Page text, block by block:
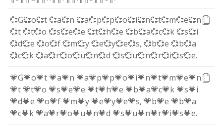
💞G💞o💞t💞a💞n 💞a💞p💞p💞o💞i💞n💞t💞m💞e💞n
💞t💞t💞o 💞s💞e💞e 💞t💞h💞e 💞b💞a💞c💞k💞s💞i
💞d💞e 💞o💞f💞m💞y💞e💞y💞e💞s, 💞b💞e 💞b💞a
💞c💞k💞a💞r💞o💞u💞n💞d 💞s💞u💞n💞r💞i💞s💞e.
💗G💗o💗t 💗a💗n 💗a💗p💗p💗o💗i💗n💗t💗m💗e💗n
💗t 💗t💗o 💗s💗e💗e 💗t💗h💗e 💗b💗a💗c💗k 💗s💗i
💗d💗e 💗o💗f 💗m💗y 💗e💗y💗e💗s, 💗b💗e 💗b💗a
💗c💗k 💗a💗r💗o💗u💗n💗d 💗s💗u💗n💗r💗i💗s💗e.